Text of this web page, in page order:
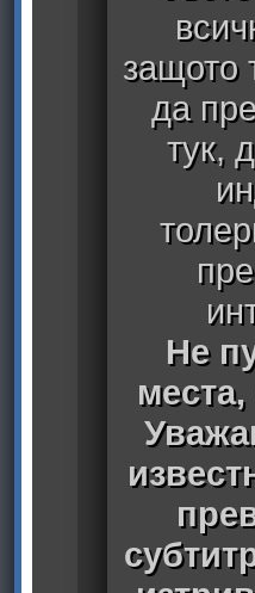
защото
да
тук,
Не